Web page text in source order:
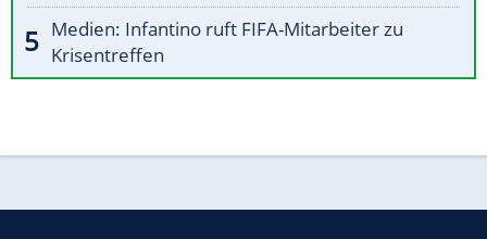
Medien: Infantino ruft FIFA-Mitarbeiter zu
Krisentreffen